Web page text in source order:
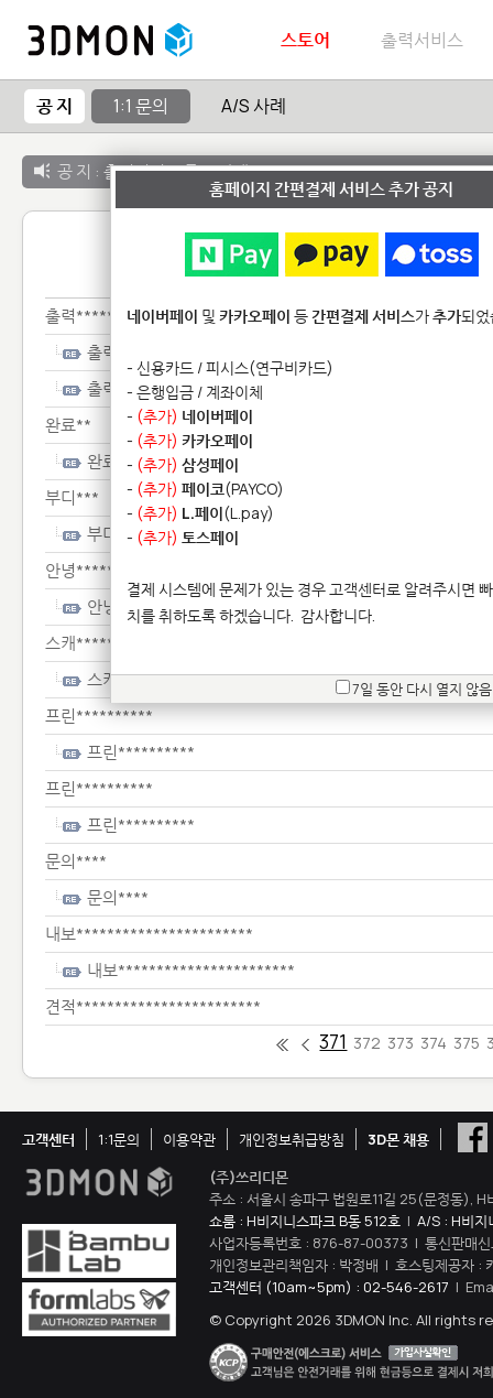
스토어 출력서비스
공 지 1:1 문의 A/S 사례
공 지 : 출력서비스 종료 안내
1:1 문
출력******************
출력******************
출력******************
완료**
완료**
부디***
부디***
안녕*********
안녕*********
스캐*************
스캐*************
프린**********
프린**********
프린**********
프린**********
문의****
문의****
내보***********************
내보***********************
견적************************
371 372 373 374 375
고객센터 1:1문의 이용약관 개인정보취급방침
3D몬 채용
(주)쓰리디몬
주소 : 서울시 송파구 법원로11길 25(문정동),
쇼룸 : H비지니스파크 B동 512호 | A/S : H비지
사업자등록번호 : 876-87-00373 | 통신판매
개인정보관리책임자 : 박정배 | 호스팅제공자 :
고객센터 (10am~5pm) : 02-546-2617 |
© Copyright 2026 3DMON Inc. All rights
홈페이지 간편결제 서비스 추가 공지
네이버페이 및 카카오페이 등간편결제 서비스가추가되
- 신용카드 / 피시스(연구비카드)
- 은행입금 / 계좌이체
- (추가) 네이버페이
- (추가) 카카오페이
- (추가) 삼성페이
- (추가) 페이코(PAYCO)
- (추가) L.페이(L.pay)
- (추가) 토스페이
결제 시스템에 문제가 있는 경우 고객센터로 알려주시면
치를 취하도록 하겠습니다. 감사합니다.
7일 동안 다시 열지 않음